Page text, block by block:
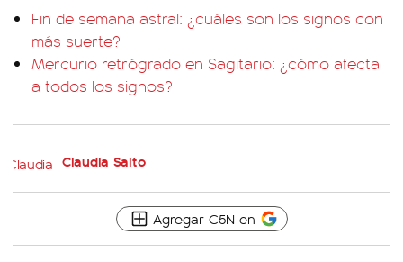
Fin de semana astral: ¿cuáles son los signos con
más suerte?
Mercurio retrógrado en Sagitario: ¿cómo afecta
a todos los signos?
Claudia Salto
Agregar C5N en